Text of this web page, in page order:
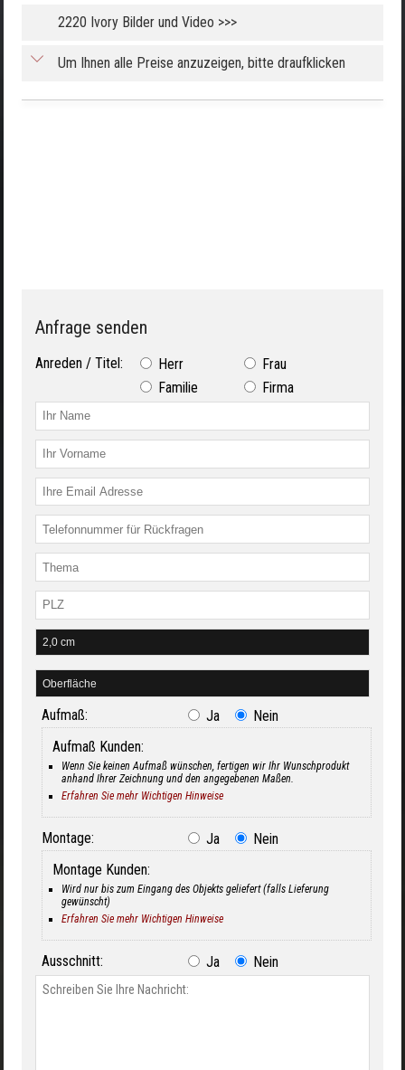
2220 Ivory Bilder und Video >>>
Um Ihnen alle Preise anzuzeigen, bitte draufklicken
Anfrage senden
Anreden / Titel: Herr
Frau
Familie
Firma
Aufmaß: Ja
Nein
Aufmaß Kunden:
Wenn Sie keinen Aufmaß wünschen, fertigen wir Ihr Wunschprodukt
anhand Ihrer Zeichnung und den angegebenen Maßen.
Erfahren Sie mehr Wichtigen Hinweise
Montage: Ja
Nein
Montage Kunden:
Wird nur bis zum Eingang des Objekts geliefert (falls Lieferung
gewünscht)
Erfahren Sie mehr Wichtigen Hinweise
Ausschnitt: Ja Nein